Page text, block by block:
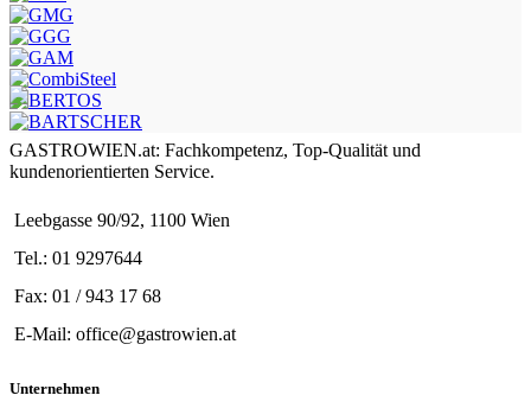
GASTROWIEN.at: Fachkompetenz, Top-Qualität und
kundenorientierten Service.
Leebgasse 90/92, 1100 Wien
Tel.: 01 9297644
Fax: 01 / 943 17 68
E-Mail: office@gastrowien.at
Unternehmen